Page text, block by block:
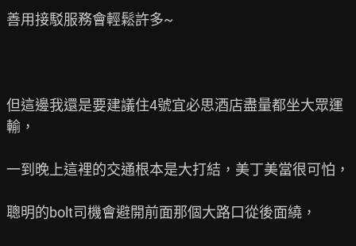
善用接駁服務會輕鬆許多~
但這邊我還是要建議住4號宜必思酒店盡量都坐大眾運
輸，
一到晚上這裡的交通根本是大打結，美丁美當很可怕，
聰明的bolt司機會避開前面那個大路口從後面繞，